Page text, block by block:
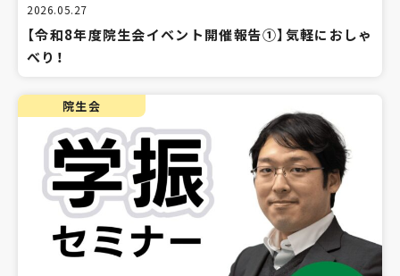
2026.05.27
【令和8年度院生会イベント開催報告①】気軽におしゃ
べり！
院生会